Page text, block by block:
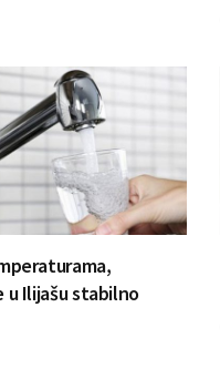
Ilijašu stabilno